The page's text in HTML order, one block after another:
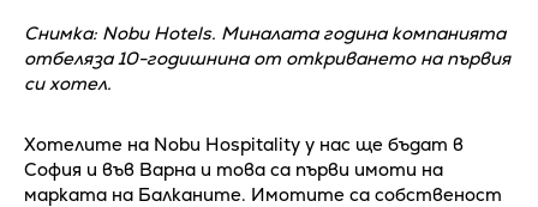
Снимка: Nobu Hotels. Миналата година компанията
отбеляза 10-годишнина от откриването на първия
си хотел.
Хотелите на Nobu Hospitality у нас ще бъдат в
София и във Варна и това са първи имоти на
марката на Балканите. Имотите са собственост